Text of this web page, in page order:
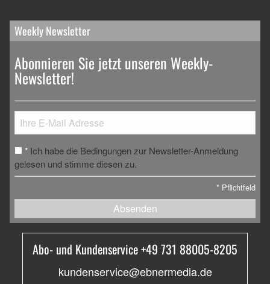
Weekly Newsletter
Abonnieren Sie jetzt unseren Weekly-
Newsletter!
* Ich habe die Bedingungen zur Newsletter-Anmeldung
gelesen und stimme diesen zu.
* Pflichtfeld
Absenden
Abo- und Kundenservice +49 731 88005-8205
kundenservice@ebnermedia.de